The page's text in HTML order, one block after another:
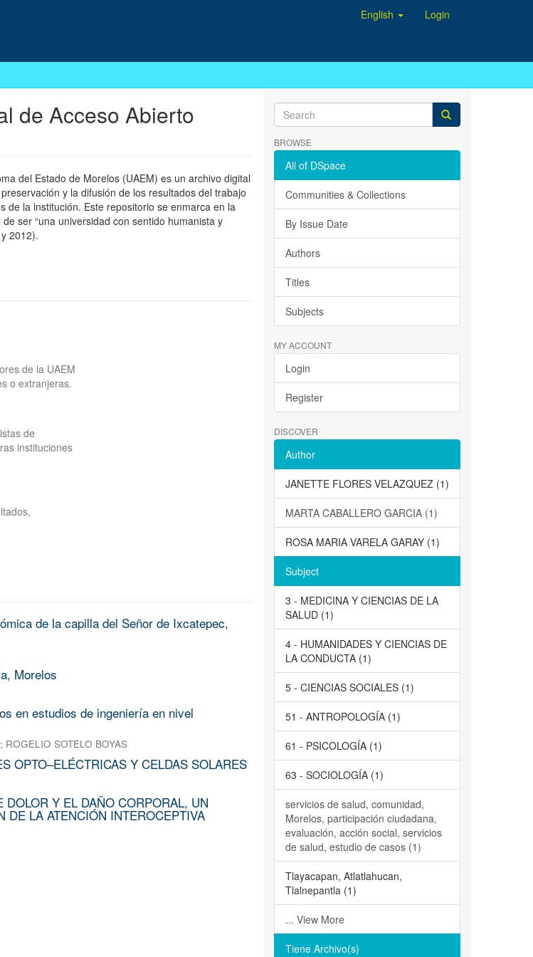
English Login
de Acceso Abierto
del Estado de Morelos (UAEM) es un archivo digital
y la difusión de los resultados del trabajo
de la institución. Este repositorio se enmarca en la
ser “una universidad con sentido humanista y
2012).
de la UAEM
o extranjeras.
de
instituciones
de la capilla del Señor de Ixcatepec,
Morelos
en estudios de ingeniería en nivel
; ROGELIO SOTELO BOYAS
OPTO–ELÉCTRICAS Y CELDAS SOLARES
Y EL DAÑO CORPORAL, UN
DE LA ATENCIÓN INTEROCEPTIVA
BROWSE
All of DSpace
Communities & Collections
By Issue Date
Authors
Titles
Subjects
MY ACCOUNT
Login
Register
DISCOVER
Author
JANETTE FLORES VELAZQUEZ (1)
MARTA CABALLERO GARCIA (1)
ROSA MARIA VARELA GARAY (1)
Subject
3 - MEDICINA Y CIENCIAS DE LA
SALUD (1)
4 - HUMANIDADES Y CIENCIAS DE
LA CONDUCTA (1)
5 - CIENCIAS SOCIALES (1)
51 - ANTROPOLOGÍA (1)
61 - PSICOLOGÍA (1)
63 - SOCIOLOGÍA (1)
servicios de salud, comunidad,
Morelos, participación ciudadana,
evaluación, acción social, servicios
de salud, estudio de casos (1)
Tlayacapan, Atlatlahucan,
Tlalnepantla (1)
... View More
Tiene Archivo(s)